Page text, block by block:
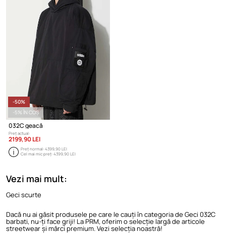
-50%
-5% ÎN COȘ
032C geacă
Preț actual:
2199,90 LEI
Preț normal:4399,90 LEI
Cel mai mic preț:4399,90 LEI
Vezi mai mult:
Geci scurte
Dacă nu ai găsit produsele pe care le cauți în categoria de Geci 032C
barbati, nu-ți face griji! La PRM, oferim o selecție largă de articole
streetwear și mărci premium. Vezi selecția noastră!